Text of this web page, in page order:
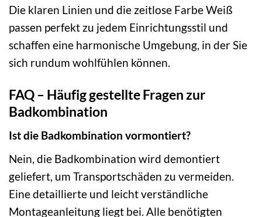
Die klaren Linien und die zeitlose Farbe Weiß
passen perfekt zu jedem Einrichtungsstil und
schaffen eine harmonische Umgebung, in der Sie
sich rundum wohlfühlen können.
FAQ – Häufig gestellte Fragen zur
Badkombination
Ist die Badkombination vormontiert?
Nein, die Badkombination wird demontiert
geliefert, um Transportschäden zu vermeiden.
Eine detaillierte und leicht verständliche
Montageanleitung liegt bei. Alle benötigten